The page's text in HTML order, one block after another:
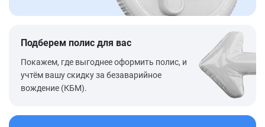
Подберем полис для вас
Покажем, где выгоднее оформить полис, и
учтём вашу скидку за безаварийное
вождение (КБМ).